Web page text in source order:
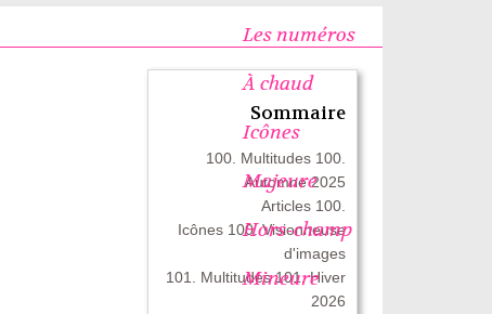
Les numéros
À chaud
Icônes
Majeure
Hors-champ
Mineure
Sommaire
100. Multitudes 100.
Automne 2025
Articles 100.
Icônes 100. Visionneuse
d'images
101. Multitudes 101. Hiver
2026